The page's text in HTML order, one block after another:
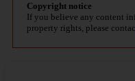
Copyright notice
If you believe any content
property rights, please